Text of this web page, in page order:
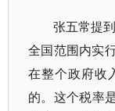
张五常提
全国范围内实
在整个政府收
的。这个税率